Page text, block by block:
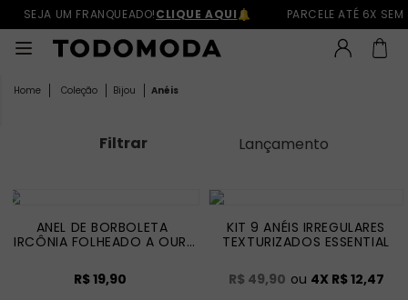
SEJA UM FRANQUEADO!CLIQUE AQUI PARCELE ATÉ 6X SEM
Coleção Bijou Anéis
Filtrar Lançamento
ANEL DE BORBOLETA
ZIRCÔNIA FOLHEADO A OURO
R$ 19,90
KIT 9 ANÉIS IRREGULARES
TEXTURIZADOS ESSENTIAL
R$ 49,90 ou 4X R$ 12,47